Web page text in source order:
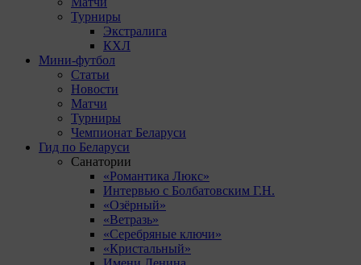
Турниры
Экстралига
КХЛ
Мини-футбол
Статьи
Новости
Матчи
Турниры
Чемпионат Беларуси
Гид по Беларуси
Санатории
«Романтика Люкс»
Интервью с Болбатовским Г.Н.
«Озёрный»
«Ветразь»
«Серебряные ключи»
«Кристальный»